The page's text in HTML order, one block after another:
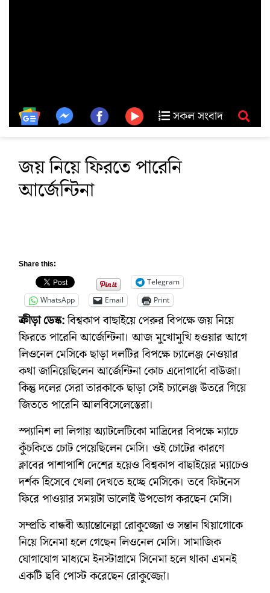
সকল সংবাদ
জয় নিয়ে ফিরতে পারেনি
আর্জেন্টিনা
Share this:
Telegram
WhatsApp
Email Print
ক্রীড়া ডেস্ক:বিশ্বকাপ বাছাইয়ে পেরুর বিপক্ষে জয় নিয়ে
ফিরতে পারেনি আর্জেন্টিনা। আজ মুখোমুখি হওয়ার আগে
লিওনেল মেসিকে ছাড়া দলটির বিপক্ষে চ্যালেঞ্জ নেওয়ার
কথা জানিয়েছিলেন আর্জেন্টিনা কোচ এদোগার্দো বাউজা।
কিন্তু দলের সেরা তারকাকে ছাড়া সেই চ্যালেঞ্জ উতরে গিয়ে
জিততে পারেনি আলবিসেলেস্তেরা।
স্প্যানিশ লা লিগায় অ্যাটলেটিকো মাদ্রিদের বিপক্ষে ম্যাচে
কুঁচকিতে চোট পেয়েছিলেন মেসি। ওই চোটের কারণে
ক্লাবের পাশাপাশি দেশের হয়েও বিশ্বকাপ বাছাইয়ের ম্যাচেও
দর্শক হিসেবে খেলা দেখতে হচ্ছে মেসিকে। তবে ফিটনেস
ফিরে পাওয়ার সময়টা ভালোই উপভোগ করছেন মেসি।
সম্প্রতি বান্ধবী অ্যান্তোনেল্লা রোকুজ্জো ও সন্তান থিয়াগোকে
নিয়ে সিনেমা হলে গেছেন লিওনেল মেসি। সামাজিক
যোগাযোগ মাধ্যমে ইনস্টাগ্রামে সিনেমা হলে থাকা এমনই
একটি ছবি পোস্ট করেছেন রোকুজ্জো।